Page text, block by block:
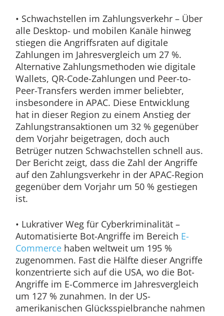
• Schwachstellen im Zahlungsverkehr – Über
alle Desktop- und mobilen Kanäle hinweg
stiegen die Angriffsraten auf digitale
Zahlungen im Jahresvergleich um 27 %.
Alternative Zahlungsmethoden wie digitale
Wallets, QR-Code-Zahlungen und Peer-to-
Peer-Transfers werden immer beliebter,
insbesondere in APAC. Diese Entwicklung
hat in dieser Region zu einem Anstieg der
Zahlungstransaktionen um 32 % gegenüber
dem Vorjahr beigetragen, doch auch
Betrüger nutzen Schwachstellen schnell aus.
Der Bericht zeigt, dass die Zahl der Angriffe
auf den Zahlungsverkehr in der APAC-Region
gegenüber dem Vorjahr um 50 % gestiegen
ist.
• Lukrativer Weg für Cyberkriminalität –
Automatisierte Bot-Angriffe im Bereich E-
Commercehaben weltweit um 195 %
zugenommen. Fast die Hälfte dieser Angriffe
konzentrierte sich auf die USA, wo die Bot-
Angriffe im E-Commerce im Jahresvergleich
um 127 % zunahmen. In der US-
amerikanischen Glücksspielbranche nahmen